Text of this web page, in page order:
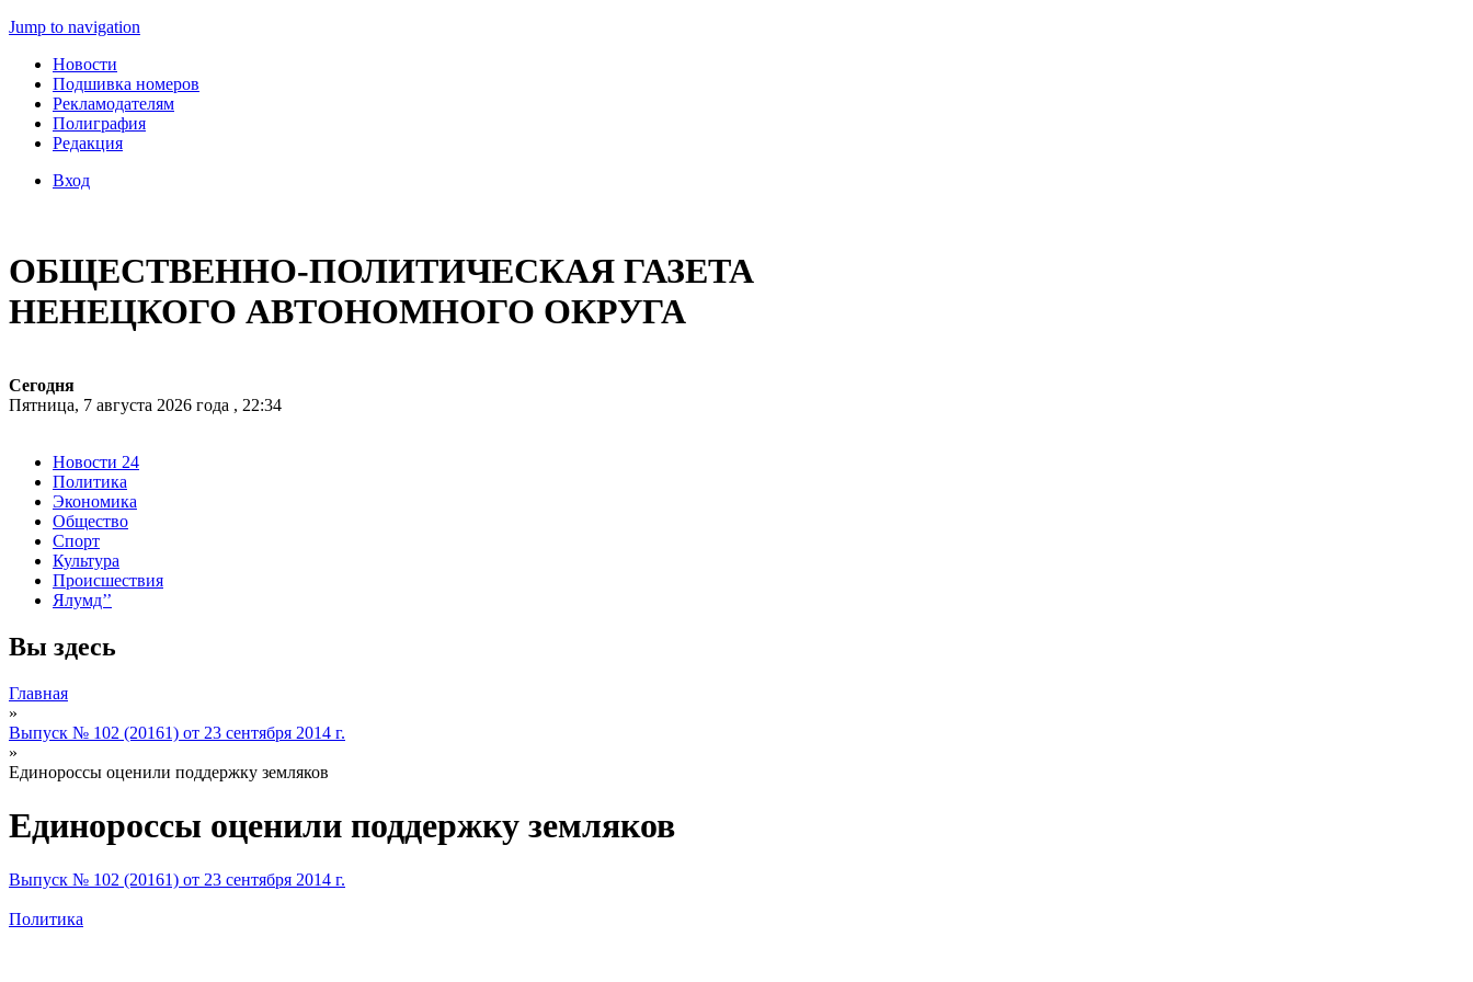
Jump to navigation
Новости
Подшивка номеров
Рекламодателям
Полиграфия
Редакция
Вход
ОБЩЕСТВЕННО-ПОЛИТИЧЕСКАЯ ГАЗЕТА
НЕНЕЦКОГО АВТОНОМНОГО ОКРУГА
Сегодня
Пятница, 7 августа 2026 года , 22:34
Новости 24
Политика
Экономика
Общество
Спорт
Культура
Происшествия
Ялумд’’
Вы здесь
Главная
»
Выпуск № 102 (20161) от 23 сентября 2014 г.
»
Единороссы оценили поддержку земляков
Единороссы оценили поддержку земляков
Выпуск № 102 (20161) от 23 сентября 2014 г.
Политика